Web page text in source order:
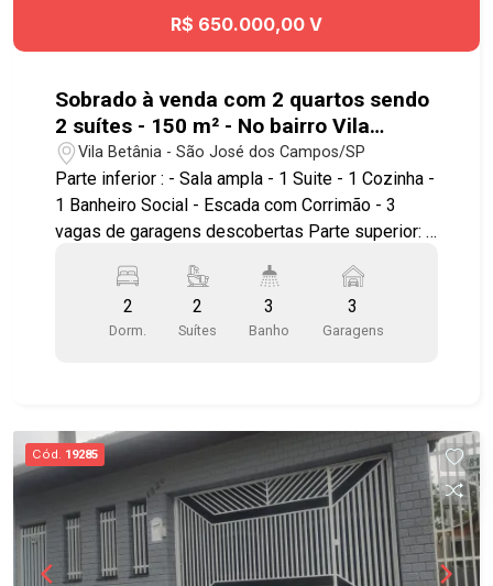
R$ 650.000,00 V
Sobrado à venda com 2 quartos sendo
2 suítes - 150 m² - No bairro Vila
Betânia - SJC
Vila Betânia - São José dos Campos/SP
Parte inferior : - Sala ampla - 1 Suite - 1 Cozinha -
1 Banheiro Social - Escada com Corrimão - 3
vagas de garagens descobertas Parte superior: -
Todos ambientes com piso frio Terraço : - Amplo
e uma área coberta com piso frio Excelente
localização , próximo ao Hospital Antoninho da
Heitor Villa Lobos , Avenida Francisco Jose
Longo , Av. Benedito Deputado Matarazzo, Anel
Viário e à Rodovia Presidente Dutra, Acesso fácil
á diversas regiões da cidade. Agende já sua
visita!! #vilabetânia #casavenda #imobiliaria
#geracaoimoveis
2
Dorm.
2
Suítes
3
Banho
3
Garagens
Cód. 19285